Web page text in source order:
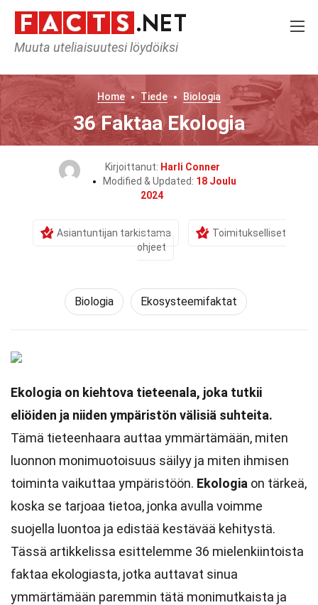
Muuta uteliaisuutesi löydöiksi
Home Tiede Biologia
36 Faktaa Ekologia
Kirjoittanut: Harli Conner
Modified & Updated: 18 Joulu
2024
Asiantuntijan tarkistama
Toimitukselliset
ohjeet
Biologia Ekosysteemifaktat
Ekologia on kiehtova tieteenala, joka tutkii
eliöiden ja niiden ympäristön välisiä suhteita.
Tämä tieteenhaara auttaa ymmärtämään, miten
luonnon monimuotoisuus säilyy ja miten ihmisen
toiminta vaikuttaa ympäristöön. Ekologia on tärkeä,
koska se tarjoaa tietoa, jonka avulla voimme
suojella luontoa ja edistää kestävää kehitystä.
Tässä artikkelissa esittelemme 36 mielenkiintoista
faktaa ekologiasta, jotka auttavat sinua
ymmärtämään paremmin tätä monimutkaista ja